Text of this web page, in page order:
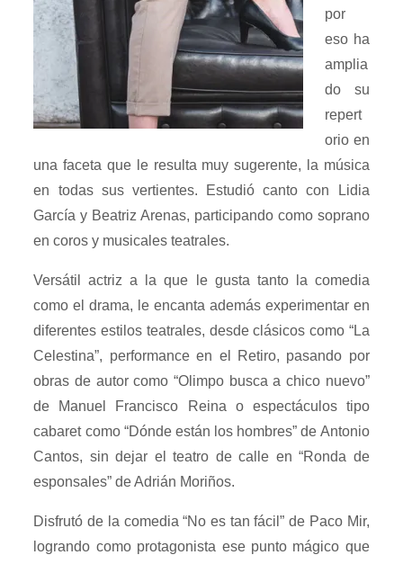
por
eso ha
amplia
do su
repert
orio en
una faceta que le resulta muy sugerente, la música
en todas sus vertientes. Estudió canto con Lidia
García y Beatriz Arenas, participando como soprano
en coros y musicales teatrales.
Versátil actriz a la que le gusta tanto la comedia
como el drama, le encanta además experimentar en
diferentes estilos teatrales, desde clásicos como “La
Celestina”, performance en el Retiro, pasando por
obras de autor como “Olimpo busca a chico nuevo”
de Manuel Francisco Reina o espectáculos tipo
cabaret como “Dónde están los hombres” de Antonio
Cantos, sin dejar el teatro de calle en “Ronda de
esponsales” de Adrián Moriños.
Disfrutó de la comedia “No es tan fácil” de Paco Mir,
logrando como protagonista ese punto mágico que